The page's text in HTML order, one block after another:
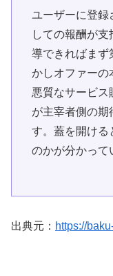
ユーザーに登録
しての報酬が
導できればまず
かしオファーの
悪質なサービス
が主宰者側の期
す。蓋を開ける
のかが分かって
出典元： https://